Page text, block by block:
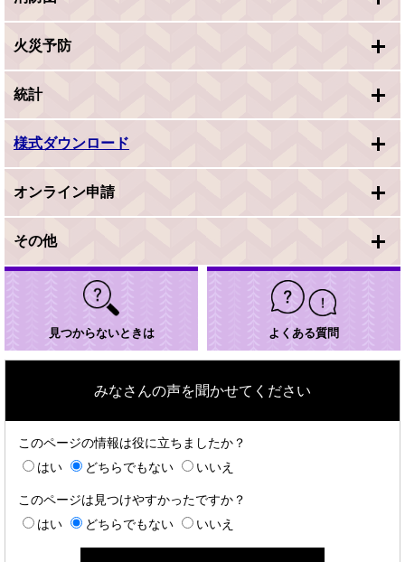
火災予防
統計
様式ダウンロード
オンライン申請
その他
見つからないときは よくある質問
みなさんの声を聞かせてください
このページの情報は役に立ちましたか？
はい
どちらでもない いいえ
このページは見つけやすかったですか？
はい
どちらでもない いいえ